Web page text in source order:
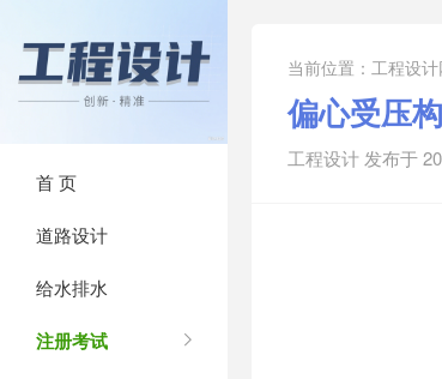
首 页
道路设计
给水排水
注册考试
当前位置： 工程设
偏心受压
工程设计 发布于